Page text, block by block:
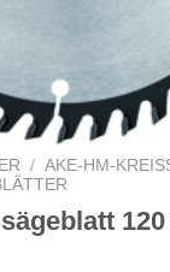
/ AKE-HM-
120